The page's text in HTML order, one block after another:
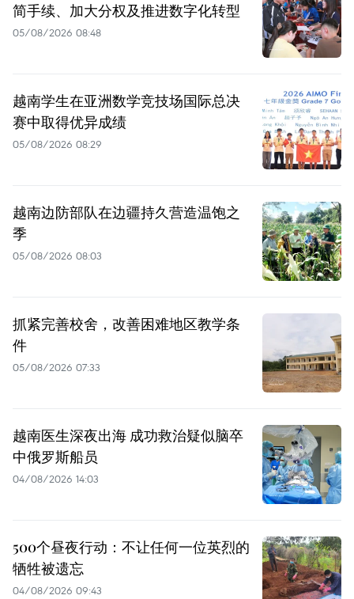
简手续、加大分权及推进数字化转型
05/08/2026 08:48
越南学生在亚洲数学竞技场国际总决
赛中取得优异成绩
05/08/2026 08:29
越南边防部队在边疆持久营造温饱之
季
05/08/2026 08:03
抓紧完善校舍，改善困难地区教学条
件
05/08/2026 07:33
越南医生深夜出海 成功救治疑似脑卒
中俄罗斯船员
04/08/2026 14:03
500个昼夜行动：不让任何一位英烈的
牺牲被遗忘
04/08/2026 09:43